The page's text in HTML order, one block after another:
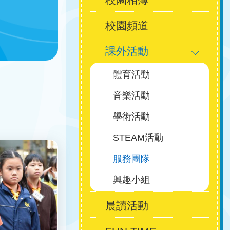
navigation
校園頻道
課外活動
體育活動
音樂活動
學術活動
STEAM活動
服務團隊
興趣小組
晨讀活動